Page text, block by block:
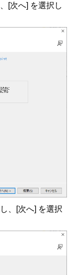
[次へ] を選択し
、[次へ] を選択